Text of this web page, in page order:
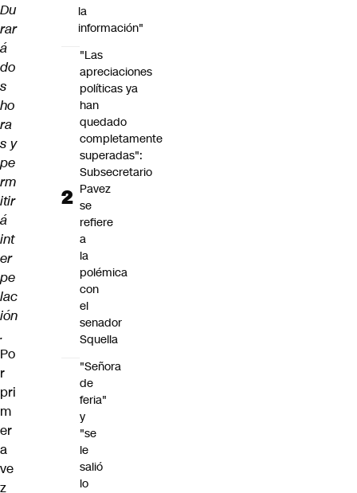
Du
rar
á
do
s
ho
ra
s y
pe
rm
itir
á
int
er
pe
lac
ión
.
Po
r
pri
m
er
a
ve
z
la
información"
"Las
apreciaciones
políticas ya
han
quedado
completamente
superadas":
Subsecretario
Pavez
se
refiere
a
la
polémica
con
el
senador
Squella
"Señora
de
feria"
y
"se
le
salió
lo